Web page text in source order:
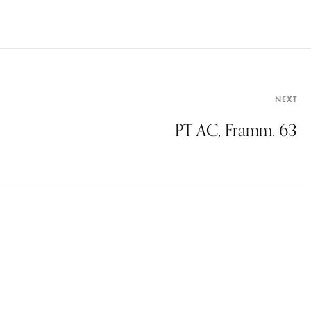
NEXT
PT AC, Framm. 63